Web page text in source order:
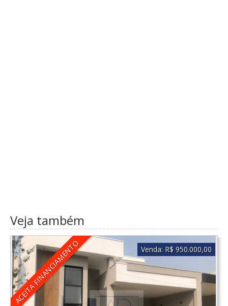
Veja também
ACEITA FINANCIAMENTO Venda: R$ 950.000,00